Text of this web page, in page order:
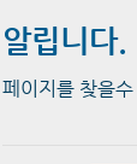
알립니다.
페이지를 찾을